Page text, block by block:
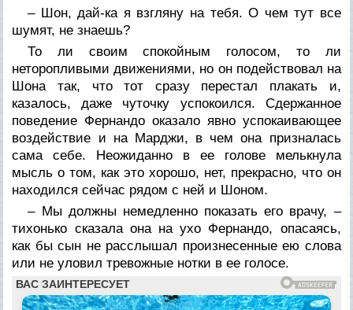
– Шон, дай-ка я взгляну на тебя. О чем тут все
шумят, не знаешь?
То ли своим спокойным голосом, то ли
неторопливыми движениями, но он подействовал на
Шона так, что тот сразу перестал плакать и,
казалось, даже чуточку успокоился. Сдержанное
поведение Фернандо оказало явно успокаивающее
воздействие и на Марджи, в чем она призналась
сама себе. Неожиданно в ее голове мелькнула
мысль о том, как это хорошо, нет, прекрасно, что он
находился сейчас рядом с ней и Шоном.
– Мы должны немедленно показать его врачу, –
тихонько сказала она на ухо Фернандо, опасаясь,
как бы сын не расслышал произнесенные ею слова
или не уловил тревожные нотки в ее голосе.